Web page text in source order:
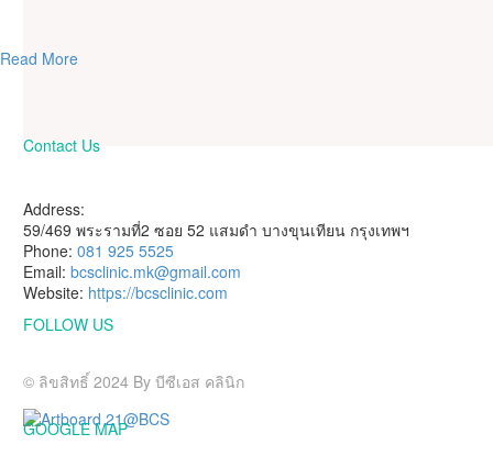
Read More
Contact Us
Address:
59/469 พระรามที่2 ซอย 52 แสมดำ บางขุนเทียน กรุงเทพฯ
Phone: 081 925 5525
Email: bcsclinic.mk@gmail.com
Website: https://bcsclinic.com
FOLLOW US
© ลิขสิทธิ์ 2024 By บีซีเอส คลินิก
GOOGLE MAP